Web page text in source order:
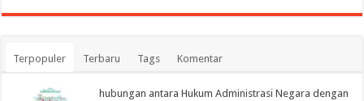
Terpopuler Terbaru Tags Komentar
hubungan antara Hukum Administrasi Negara dengan